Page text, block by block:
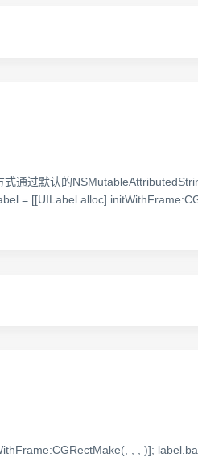
通过默认的
= [[UILabel alloc]
, , )];